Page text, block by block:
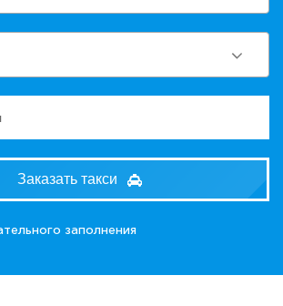
Заказать такси
заполнения